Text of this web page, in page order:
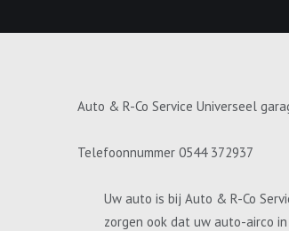
Auto & R-Co Service Universeel
Telefoonnummer 0544 372937
Uw auto is bij Auto & R-Co
zorgen ook dat uw auto-airco